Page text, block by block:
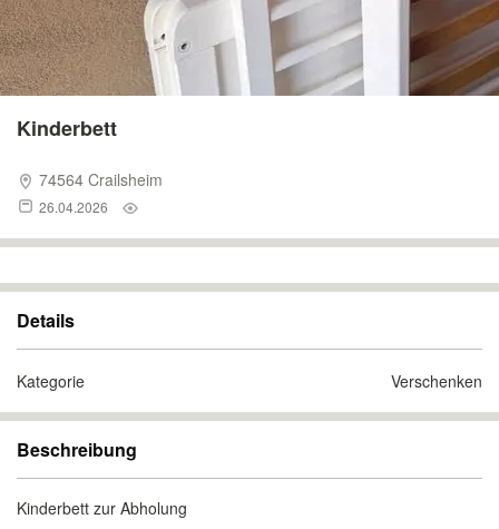
Kinderbett
74564 Crailsheim
26.04.2026
Details
Kategorie Verschenken
Beschreibung
Kinderbett zur Abholung